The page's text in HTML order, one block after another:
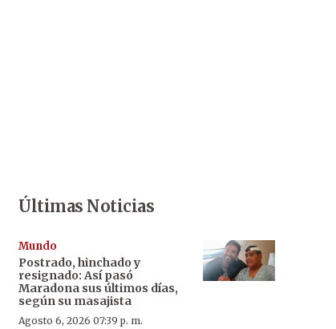
Últimas Noticias
Mundo
Postrado, hinchado y
resignado: Así pasó
Maradona sus últimos días,
según su masajista
Agosto 6, 2026 07:39 p. m.